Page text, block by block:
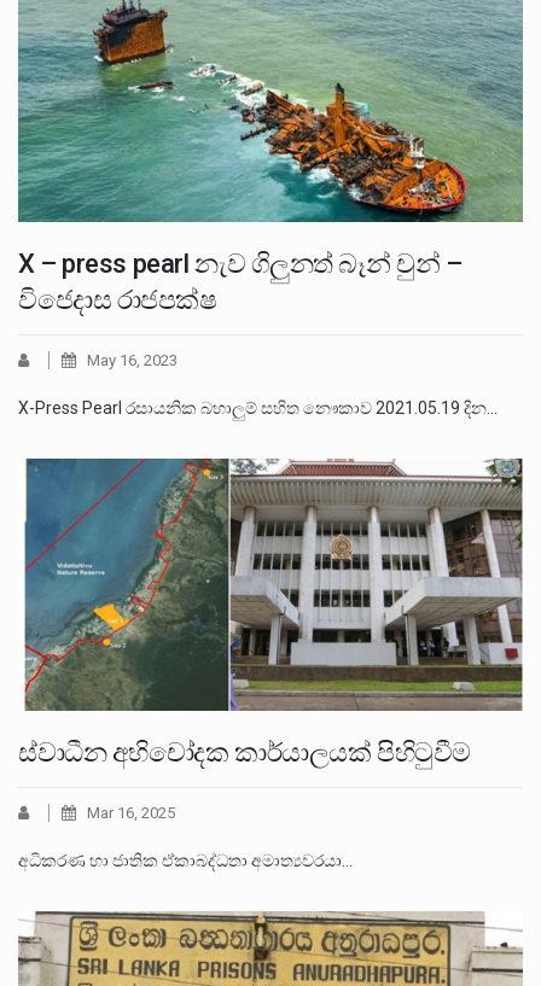
X – press pearl නැව ගිලුනත් බෑන් චුන් –
විජෙදාස රාජපක්ෂ
May 16, 2023
X-Press Pearl රසායනික බහාලුම් සහිත නෞකාව 2021.05.19 දින…
ස්වාධීන අභිචෝදක කාර්යාලයක් පිහිටුවීම
Mar 16, 2025
අධිකරණ හා ජාතික ඒකාබද්ධතා අමාත්‍යවරයා…